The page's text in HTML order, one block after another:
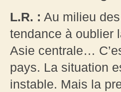
L.R. : Au milieu
tendance à oublier
Asie centrale…
pays. La situation
instable. Mais la